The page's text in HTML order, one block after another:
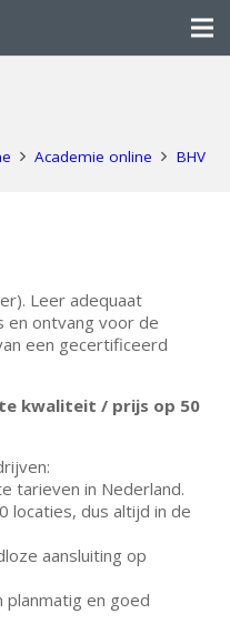
Academie online BHV
Leer adequaat
en ontvang voor de
een gecertificeerd
kwaliteit / prijs op 50
tarieven in Nederland.
locaties, dus altijd in de
aansluiting op
planmatig en goed